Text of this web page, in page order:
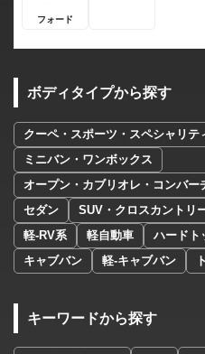
フォード
ボディタイプから探す
クーペ・スポーツ・スペシャリテ
ミニバン・ワンボックス
オープン・カブリオレ・コンバー
セダン
SUV・クロスカントリ
軽-RV系
軽自動車 ハードト
キャブバン
軽-キャブバン
キーワードから探す